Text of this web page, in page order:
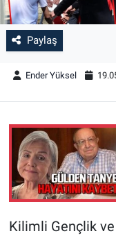
Paylaş
Ender Yüksel
Kilimli Gençlik